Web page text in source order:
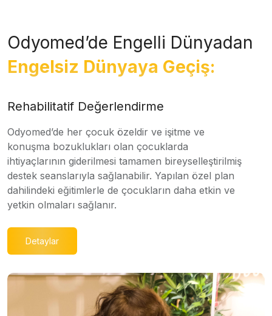
Odyomed’de Engelli Dünyadan
Engelsiz Dünyaya Geçiş:
Rehabilitatif Değerlendirme
Odyomed’de her çocuk özeldir ve işitme ve
konuşma bozuklukları olan çocuklarda
ihtiyaçlarının giderilmesi tamamen bireyselleştirilmiş
destek seanslarıyla sağlanabilir. Yapılan özel plan
dahilindeki eğitimlerle de çocukların daha etkin ve
yetkin olmaları sağlanır.
Detaylar